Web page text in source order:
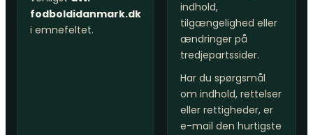
fodboldidanmark.dk
i emnefeltet.
indhold,
tilgængelighed eller
ændringer på
tredjepartssider.
Har du spørgsmål
om indhold, rettelser
eller rettigheder, er
e-mail den hurtigste